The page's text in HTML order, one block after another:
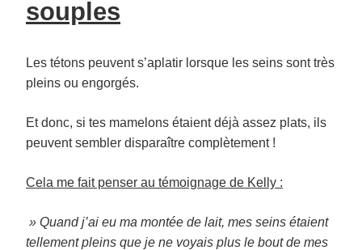
souples
Les tétons peuvent s’aplatir lorsque les seins sont très
pleins ou engorgés.
Et donc, si tes mamelons étaient déjà assez plats, ils
peuvent sembler disparaître complètement !
Cela me fait penser au témoignage de Kelly :
» Quand j’ai eu ma montée de lait, mes seins étaient
tellement pleins que je ne voyais plus le bout de mes